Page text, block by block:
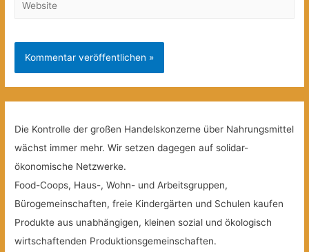
Die Kontrolle der großen Handelskonzerne über Nahrungsmittel
wächst immer mehr. Wir setzen dagegen auf solidar-
ökonomische Netzwerke.
Food-Coops, Haus-, Wohn- und Arbeitsgruppen,
Bürogemeinschaften, freie Kindergärten und Schulen kaufen
Produkte aus unabhängigen, kleinen sozial und ökologisch
wirtschaftenden Produktionsgemeinschaften.